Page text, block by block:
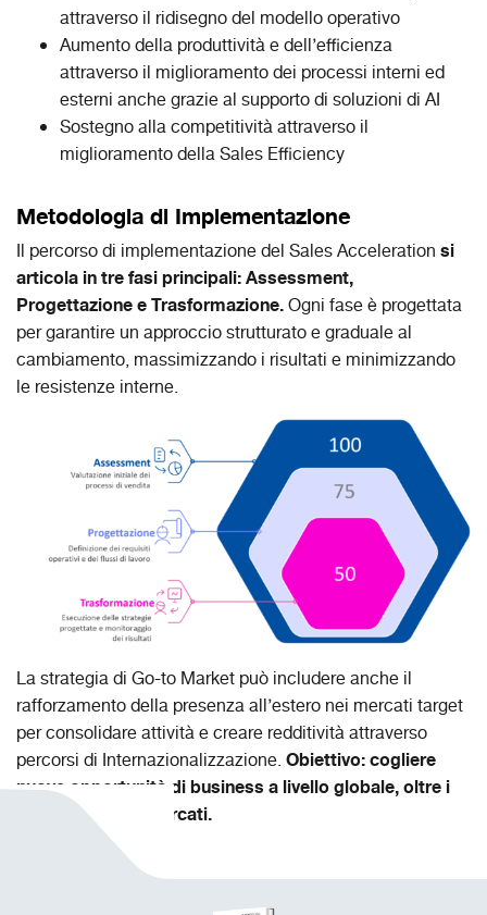
attraverso il ridisegno del modello operativo
Aumento della produttività e dell’efficienza
attraverso il miglioramento dei processi interni ed
esterni anche grazie al supporto di soluzioni di AI
Sostegno alla competitività attraverso il
miglioramento della Sales Efficiency
Metodologia di Implementazione
Il percorso di implementazione del Sales Acceleration si
articola in tre fasi principali: Assessment,
Progettazione e Trasformazione.Ogni fase è progettata
per garantire un approccio strutturato e graduale al
cambiamento, massimizzando i risultati e minimizzando
le resistenze interne.
La strategia di Go-to Market può includere anche il
rafforzamento della presenza all’estero nei mercati target
per consolidare attività e creare redditività attraverso
percorsi di Internazionalizzazione.Obiettivo: cogliere
nuove opportunità di business a livello globale, oltre i
propri confini e mercati.